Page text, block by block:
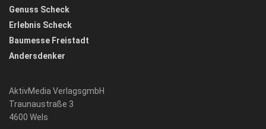
Genuss Scheck
Erlebnis Scheck
Baumesse Freistadt
Andersdenker
AktivMedia VerlagsgmbH
Traunaustraße 3
4600 Wels